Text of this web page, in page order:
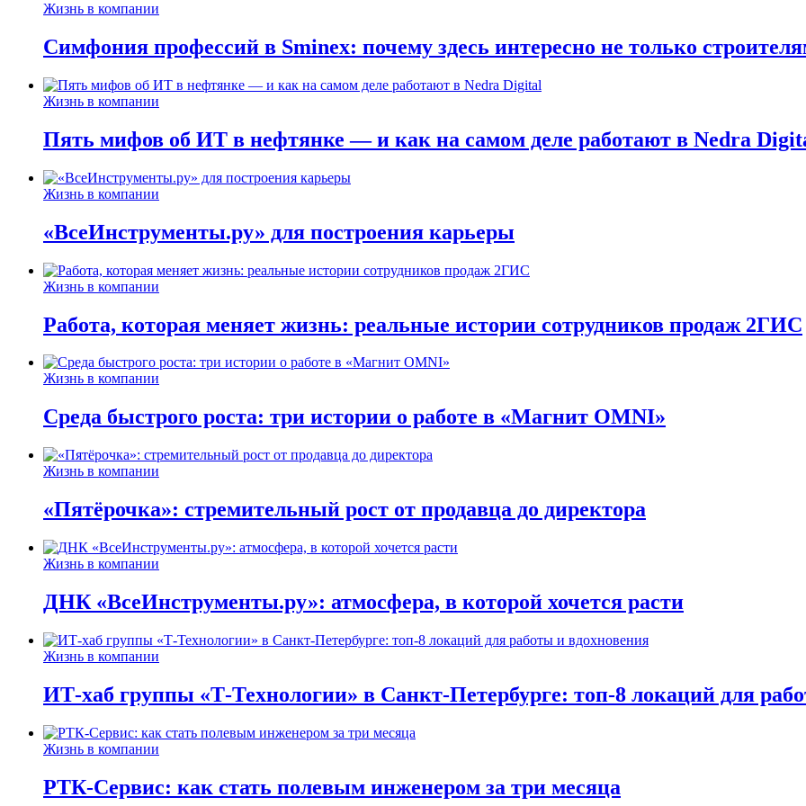
Жизнь в компании
Симфония профессий в Sminex: почему здесь интересно не только
Жизнь в компании
Пять мифов об ИТ в нефтянке — и как на самом деле работают в Nedra
Жизнь в компании
«ВсеИнструменты.ру» для построения карьеры
Жизнь в компании
Работа, которая меняет жизнь: реальные истории сотрудников продаж 2ГИС
Жизнь в компании
Среда быстрого роста: три истории о работе в «Магнит OMNI»
Жизнь в компании
«Пятёрочка»: стремительный рост от продавца до директора
Жизнь в компании
ДНК «ВсеИнструменты.ру»: атмосфера, в которой хочется расти
Жизнь в компании
ИТ-хаб группы «Т-Технологии» в Санкт-Петербурге: топ-8 локаций для
Жизнь в компании
РТК-Сервис: как стать полевым инженером за три месяца